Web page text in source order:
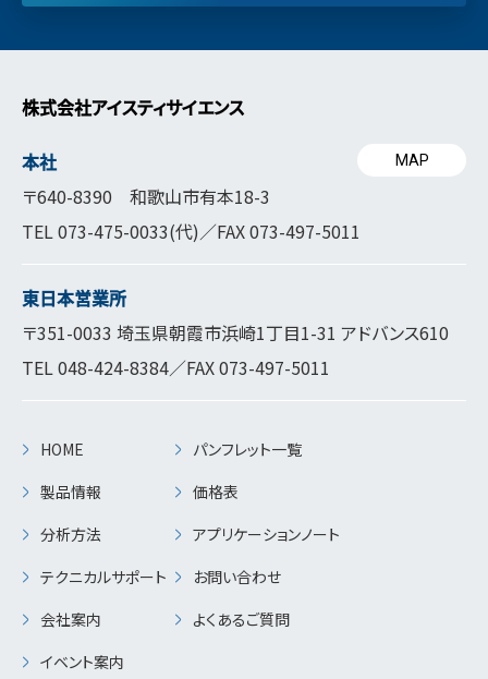
株式会社アイスティサイエンス
本社
〒640-8390 和歌山市有本18-3
TEL073-475-0033(代)／FAX 073-497-5011
MAP
東日本営業所
〒351-0033 埼玉県朝霞市浜崎1丁目1-31 アドバンス610
TEL048-424-8384／FAX 073-497-5011
HOME
製品情報
分析方法
テクニカルサポート
会社案内
イベント案内
パンフレット一覧
価格表
アプリケーションノート
お問い合わせ
よくあるご質問